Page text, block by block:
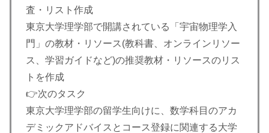
査・リスト作成
東京大学理学部で開講されている「宇宙物理学入
門」の教材・リソース(教科書、オンラインリソー
ス、学習ガイドなど)の推奨教材・リソースのリス
トを作成
👉次のタスク
東京大学理学部の留学生向けに、数学科目のアカ
デミックアドバイスとコース登録に関連する大学